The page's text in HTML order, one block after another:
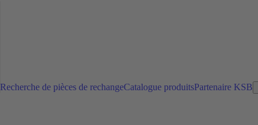
Recherche de pièces de rechangeCatalogue produitsPartenaire KSB